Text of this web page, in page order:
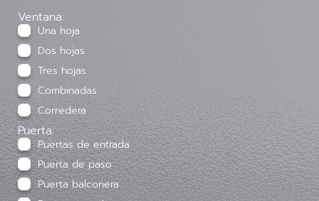
Ventana:
Una hoja
Dos hojas
Tres hojas
Combinadas
Corredera
Puerta:
Puertas de entrada
Puerta de paso
Puerta balconera